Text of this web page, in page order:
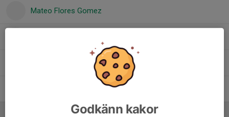
Mateo Flores Gomez
Godkänn kakor